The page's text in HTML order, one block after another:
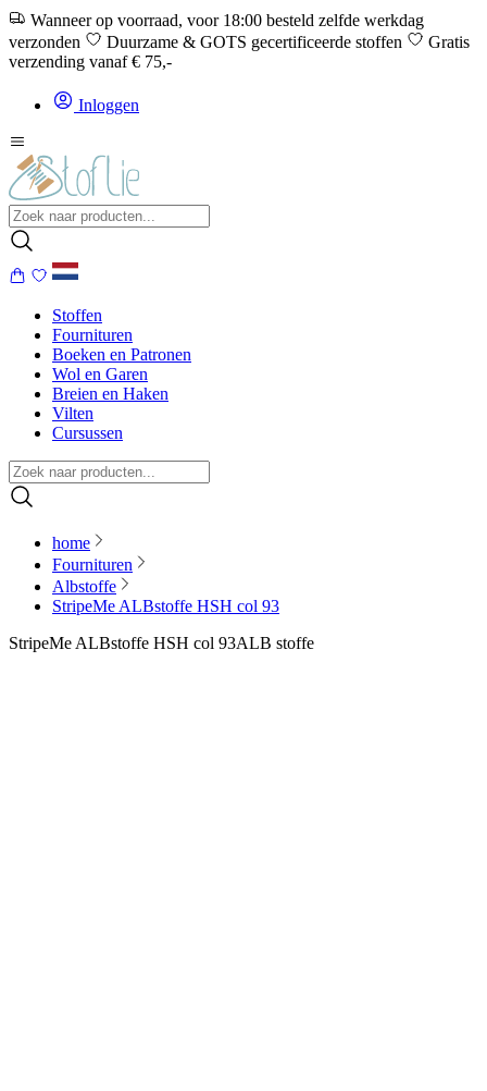
Wanneer op voorraad, voor 18:00 besteld zelfde werkdag
verzonden
Duurzame & GOTS gecertificeerde stoffen
Gratis
verzending vanaf € 75,-
Inloggen
Stoffen
Fournituren
Boeken en Patronen
Wol en Garen
Breien en Haken
Vilten
Cursussen
home
Fournituren
Albstoffe
StripeMe ALBstoffe HSH col 93
StripeMe ALBstoffe HSH col 93ALB stoffe